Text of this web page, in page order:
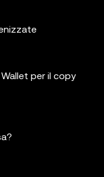
per il copy